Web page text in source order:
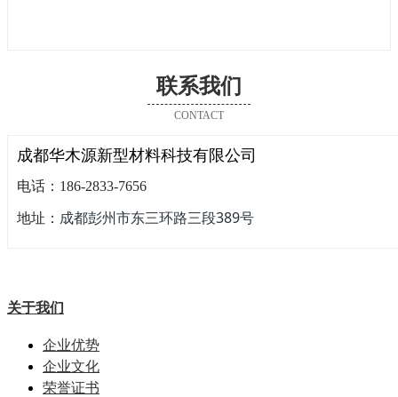
联系我们
CONTACT
成都华木源新型材料科技有限公司
电话：186-2833-7656
地址： 成都彭州市东三环路三段389号
关于我们
企业优势
企业文化
荣誉证书